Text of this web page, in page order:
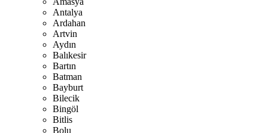
Antalya
Ardahan
Artvin
Aydın
Balıkesir
Bartın
Batman
Bayburt
Bilecik
Bingöl
Bitlis
Bolu